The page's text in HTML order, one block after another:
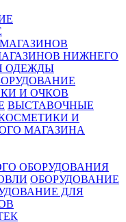
НИЖНЕГО
ОДЕЖДЫ
И ОЧКОВ
ВЫСТАВОЧНЫЕ
И
МАГАЗИНА
ОБОРУДОВАНИЯ
ОБОРУДОВАНИЕ
ДЛЯ